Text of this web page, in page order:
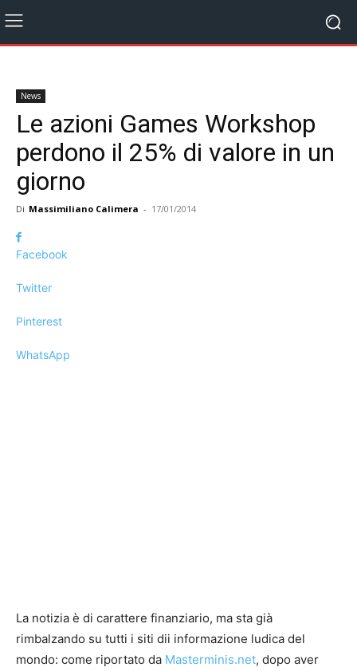
News
Le azioni Games Workshop
perdono il 25% di valore in un
giorno
Di Massimiliano Calimera - 17/01/2014
Facebook
Twitter
Pinterest
WhatsApp
La notizia è di carattere finanziario, ma sta già
rimbalzando su tutti i siti dii informazione ludica del
mondo: come riportato da Masterminis.net, dopo aver